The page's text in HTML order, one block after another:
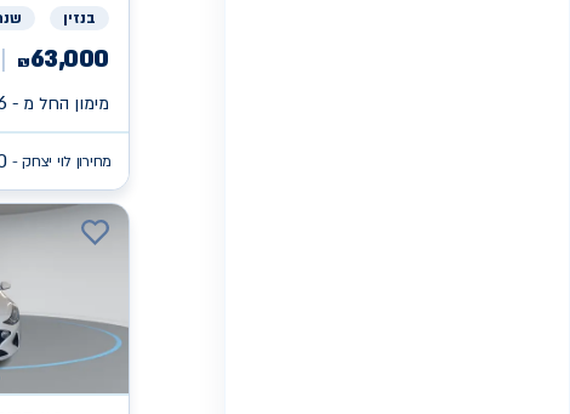
בנזין שנת
₪63,000
מימון החל מ -
מחירון לוי יצחק -